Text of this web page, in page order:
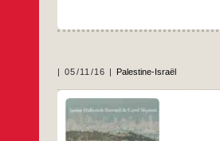
05/11/16 Palestine-Israël
Janine Halbreich-Euvrard et